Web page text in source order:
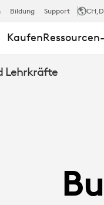
Bildung Support CH
Kaufen
Lehrkräfte